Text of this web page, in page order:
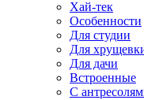
Хай-тек
Особенности
Для студии
Для
Для дачи
Встроенные
С